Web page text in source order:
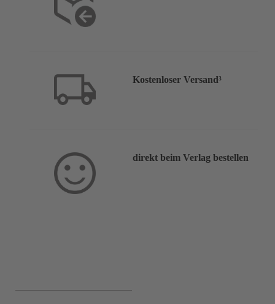
Kostenloser Versand³
direkt beim Verlag bestellen